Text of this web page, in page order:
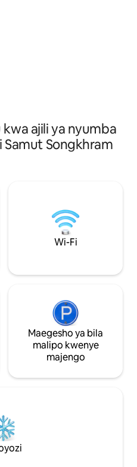
ajili ya nyumba
Samut Songkhram
Wi-Fi
Maegesho ya bila
malipo kwenye
majengo